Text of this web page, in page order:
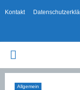
Kontakt
PRIMARY
MENU
Allgemein